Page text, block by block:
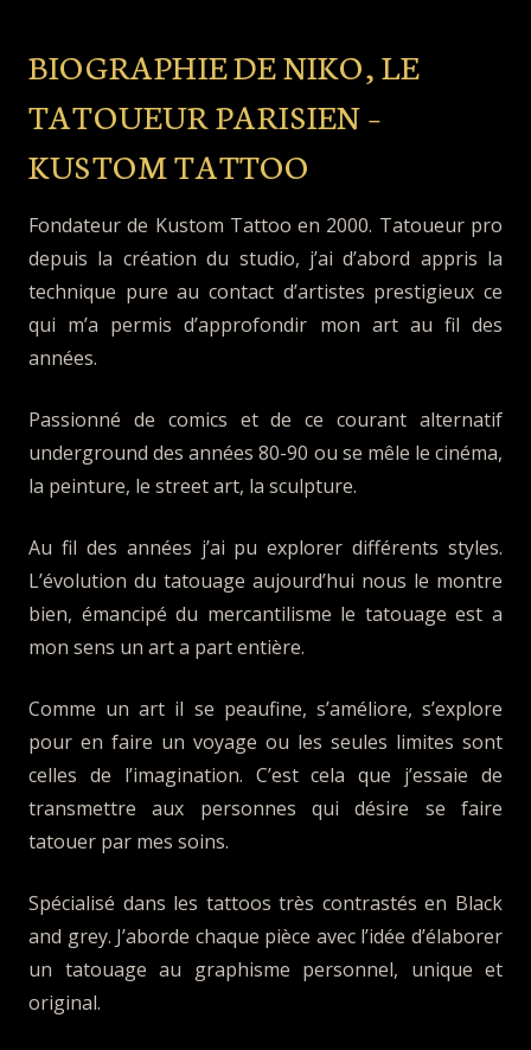
BIOGRAPHIE DE NIKO, LE
TATOUEUR PARISIEN –
KUSTOM TATTOO
Fondateur de Kustom Tattoo en 2000. Tatoueur pro
depuis la création du studio, j’ai d’abord appris la
technique pure au contact d’artistes prestigieux ce
qui m’a permis d’approfondir mon art au fil des
années.
Passionné de comics et de ce courant alternatif
underground des années 80-90 ou se mêle le cinéma,
la peinture, le street art, la sculpture.
Au fil des années j’ai pu explorer différents styles.
L’évolution du tatouage aujourd’hui nous le montre
bien, émancipé du mercantilisme le tatouage est a
mon sens un art a part entière.
Comme un art il se peaufine, s’améliore, s’explore
pour en faire un voyage ou les seules limites sont
celles de l’imagination. C’est cela que j’essaie de
transmettre aux personnes qui désire se faire
tatouer par mes soins.
Spécialisé dans les tattoos très contrastés en Black
and grey. J’aborde chaque pièce avec l’idée d’élaborer
un tatouage au graphisme personnel, unique et
original.